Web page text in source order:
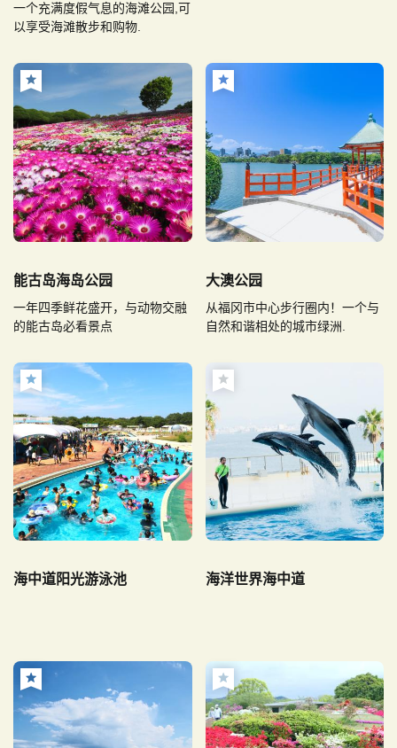
一个充满度假气息的海滩公园,可
以享受海滩散步和购物.
能古岛海岛公园
一年四季鲜花盛开，与动物交融
的能古岛必看景点
大澳公园
从福冈市中心步行圈内！一个与
自然和谐相处的城市绿洲.
海中道阳光游泳池 海洋世界海中道